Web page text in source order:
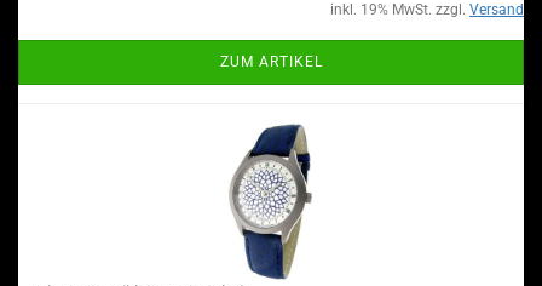
inkl. 19% MwSt. zzgl. Versand
ZUM ARTIKEL